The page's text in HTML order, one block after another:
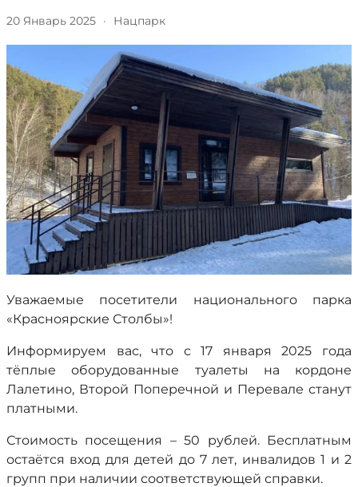
20 Январь 2025 · Нацпарк
Уважаемые посетители национального парка
«Красноярские Столбы»!
Информируем вас, что с 17 января 2025 года
тёплые оборудованные туалеты на кордоне
Лалетино, Второй Поперечной и Перевале станут
платными.
Стоимость посещения – 50 рублей. Бесплатным
остаётся вход для детей до 7 лет, инвалидов 1 и 2
групп при наличии соответствующей справки.